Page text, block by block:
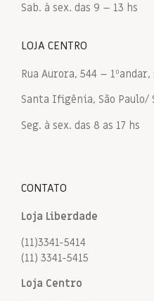
Sab. à sex. das 9 – 13 hs
LOJA CENTRO
Rua Aurora, 544 –
Santa Ifigênia, São Paulo/
Seg. à sex. das 8 as 17 hs
CONTATO
Loja Liberdade
(11)3341-5414
(11) 3341-5415
Loja Centro